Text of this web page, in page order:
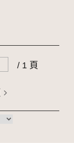
/ 1 頁